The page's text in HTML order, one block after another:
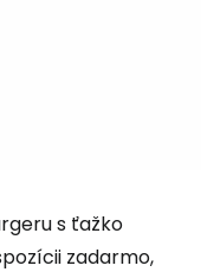
s ťažko
zadarmo,